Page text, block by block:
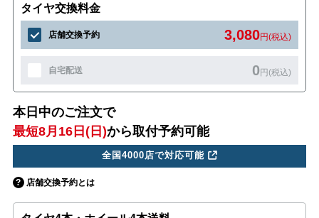
タイヤ交換料金
店舗交換予約 3,080円(税込)
自宅配送 0円(税込)
本日中のご注文で
最短8月16日(日)から取付予約可能
全国4000店で対応可能
店舗交換予約とは